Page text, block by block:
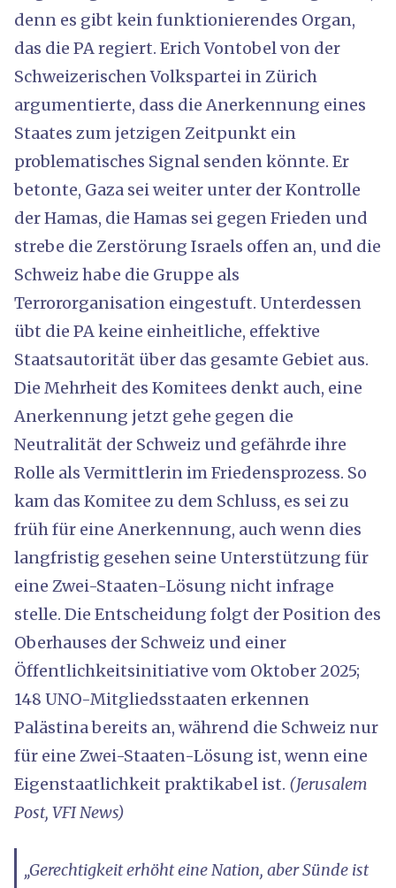
denn es gibt kein funktionierendes Organ,
das die PA regiert. Erich Vontobel von der
Schweizerischen Volkspartei in Zürich
argumentierte, dass die Anerkennung eines
Staates zum jetzigen Zeitpunkt ein
problematisches Signal senden könnte. Er
betonte, Gaza sei weiter unter der Kontrolle
der Hamas, die Hamas sei gegen Frieden und
strebe die Zerstörung Israels offen an, und die
Schweiz habe die Gruppe als
Terrororganisation eingestuft. Unterdessen
übt die PA keine einheitliche, effektive
Staatsautorität über das gesamte Gebiet aus.
Die Mehrheit des Komitees denkt auch, eine
Anerkennung jetzt gehe gegen die
Neutralität der Schweiz und gefährde ihre
Rolle als Vermittlerin im Friedensprozess. So
kam das Komitee zu dem Schluss, es sei zu
früh für eine Anerkennung, auch wenn dies
langfristig gesehen seine Unterstützung für
eine Zwei-Staaten-Lösung nicht infrage
stelle. Die Entscheidung folgt der Position des
Oberhauses der Schweiz und einer
Öffentlichkeitsinitiative vom Oktober 2025;
148 UNO-Mitgliedsstaaten erkennen
Palästina bereits an, während die Schweiz nur
für eine Zwei-Staaten-Lösung ist, wenn eine
Eigenstaatlichkeit praktikabel ist. (Jerusalem
Post, VFI News)
„Gerechtigkeit erhöht eine Nation, aber Sünde ist